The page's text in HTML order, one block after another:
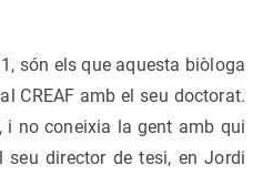
són els que aquesta biòloga
CREAF amb el seu doctorat.
i no coneixia la gent amb qui
director de tesi, en Jordi